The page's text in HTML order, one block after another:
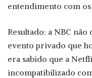
entendimento com os
Resultado: a NBC
evento privado que
era sabido que a
incompatibilizado